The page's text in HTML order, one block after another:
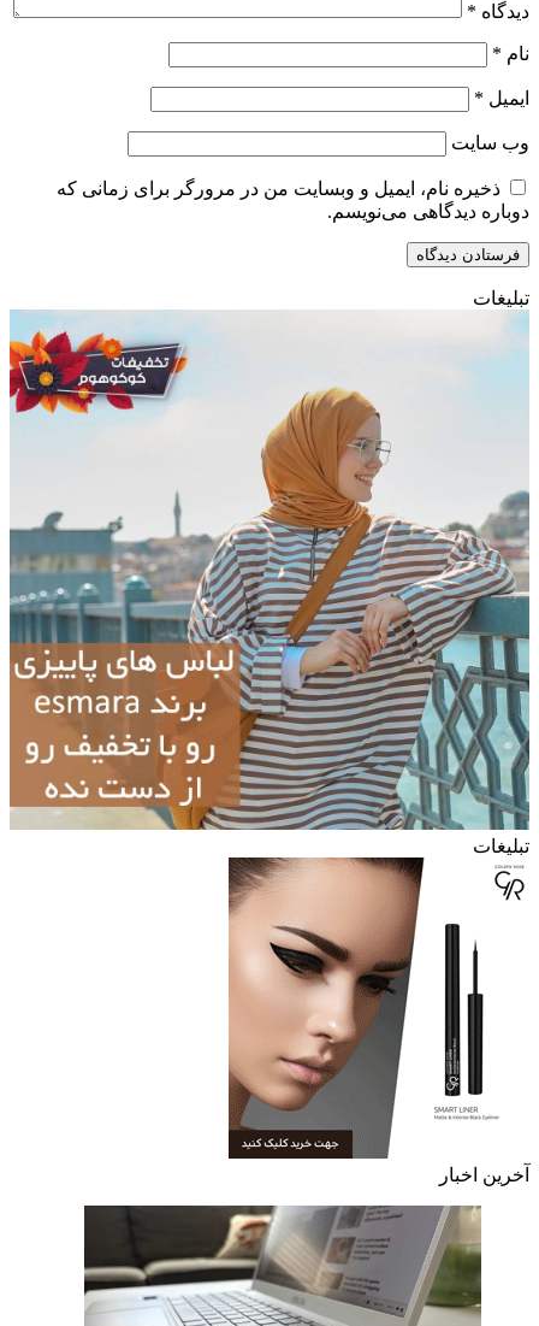
دیدگاه *
نام *
ایمیل *
وب‌ سایت
ذخیره نام، ایمیل و وبسایت من در مرورگر برای زمانی که
دوباره دیدگاهی می‌نویسم.
تبلیغات
تبلیغات
آخرین اخبار